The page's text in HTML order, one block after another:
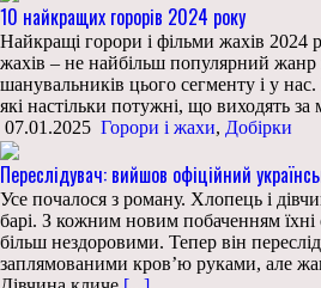
10 найкращих горорів 2024 року
Найкращі горори і фільми жахів 2024
жахів – не найбільш популярний жанр
шанувальників цього сегменту і у
які настільки потужні, що виходять
07.01.2025 Горори і жахи, Добірки
Переслідувач: вийшов офіційний
Усе почалося з роману. Хлопець і
барі. З кожним новим побаченням їхні
більш нездоровими. Тепер він
заплямованими кров’ю руками, але